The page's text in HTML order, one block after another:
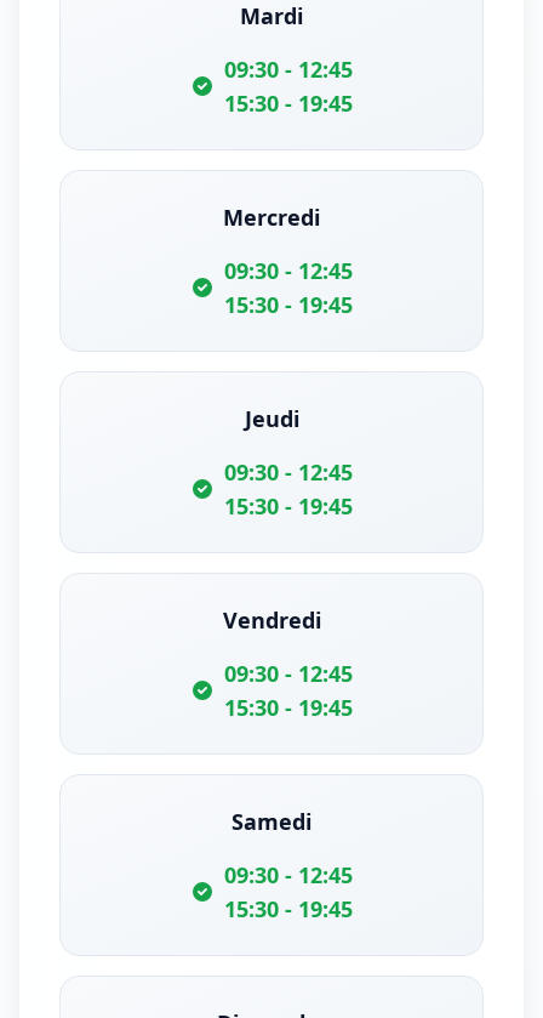
Mardi
09:30 - 12:45
15:30 - 19:45
Mercredi
09:30 - 12:45
15:30 - 19:45
Jeudi
09:30 - 12:45
15:30 - 19:45
Vendredi
09:30 - 12:45
15:30 - 19:45
Samedi
09:30 - 12:45
15:30 - 19:45